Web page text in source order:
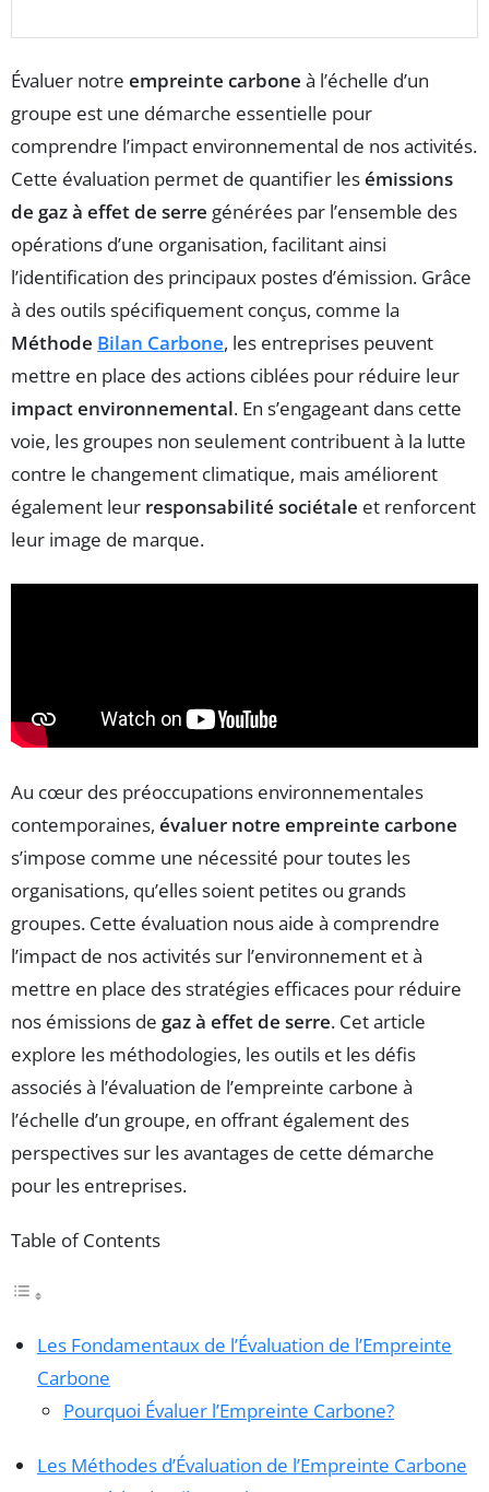
Évaluer notre empreinte carbone à l’échelle d’un
groupe est une démarche essentielle pour
comprendre l’impact environnemental de nos activités.
Cette évaluation permet de quantifier lesémissions
de gaz à effet de serre générées par l’ensemble des
opérations d’une organisation, facilitant ainsi
l’identification des principaux postes d’émission. Grâce
à des outils spécifiquement conçus, comme la
Méthode Bilan Carbone, les entreprises peuvent
mettre en place des actions ciblées pour réduire leur
impact environnemental. En s’engageant dans cette
voie, les groupes non seulement contribuent à la lutte
contre le changement climatique, mais améliorent
également leur responsabilité sociétale et renforcent
leur image de marque.
Au cœur des préoccupations environnementales
contemporaines, évaluer notre empreinte carbone
s’impose comme une nécessité pour toutes les
organisations, qu’elles soient petites ou grands
groupes. Cette évaluation nous aide à comprendre
l’impact de nos activités sur l’environnement et à
mettre en place des stratégies efficaces pour réduire
nos émissions de gaz à effet de serre. Cet article
explore les méthodologies, les outils et les défis
associés à l’évaluation de l’empreinte carbone à
l’échelle d’un groupe, en offrant également des
perspectives sur les avantages de cette démarche
pour les entreprises.
Table of Contents
Les Fondamentaux de l’Évaluation de l’Empreinte
Carbone
Pourquoi Évaluer l’Empreinte Carbone?
Les Méthodes d’Évaluation de l’Empreinte Carbone